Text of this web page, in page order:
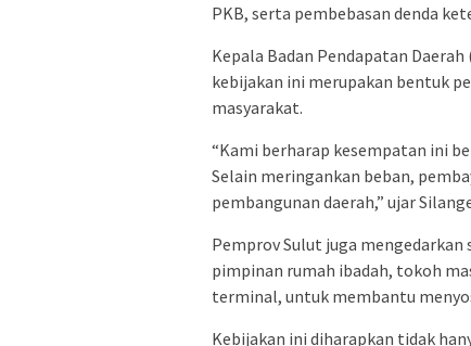
PKB, serta pembebasan denda
Kepala Badan Pendapatan
kebijakan ini merupakan bentuk
masyarakat.
“Kami berharap kesempatan ini
Selain meringankan beban,
pembangunan daerah,” ujar
Pemprov Sulut juga
pimpinan rumah ibadah, tokoh
terminal, untuk membantu
Kebijakan ini diharapkan tidak